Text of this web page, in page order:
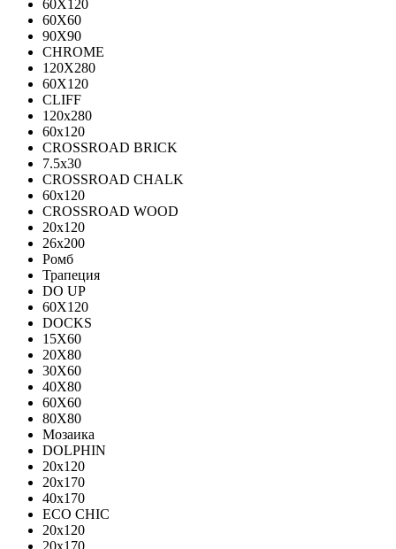
60Х120
60Х60
90Х90
CHROME
120X280
60X120
CLIFF
120x280
60x120
CROSSROAD BRICK
7.5х30
CROSSROAD CHALK
60х120
CROSSROAD WOOD
20х120
26х200
Ромб
Трапеция
DO UP
60X120
DOCKS
15X60
20X80
30X60
40X80
60X60
80X80
Мозаика
DOLPHIN
20x120
20x170
40x170
ECO CHIC
20х120
20х170